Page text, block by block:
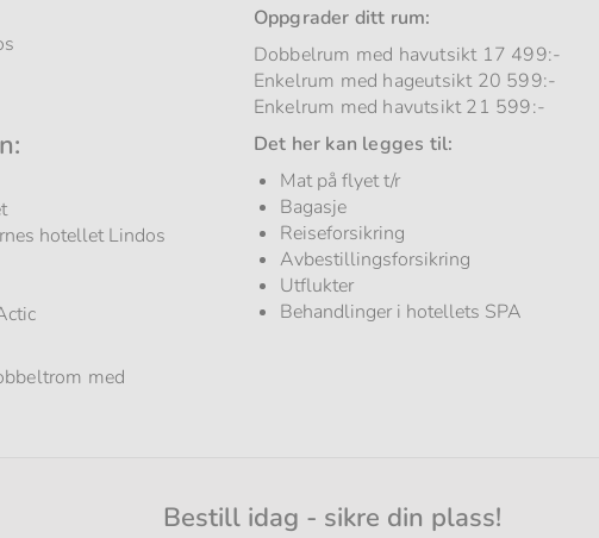
hotellet Lindos
med
Oppgrader ditt rum:
Dobbelrum med havutsikt 17 499:-
Enkelrum med hageutsikt 20 599:-
Enkelrum med havutsikt 21 599:-
Det her kan legges til:
Mat på flyet t/r
Bagasje
Reiseforsikring
Avbestillingsforsikring
Utflukter
Behandlinger i hotellets SPA
Bestill idag - sikre din plass!